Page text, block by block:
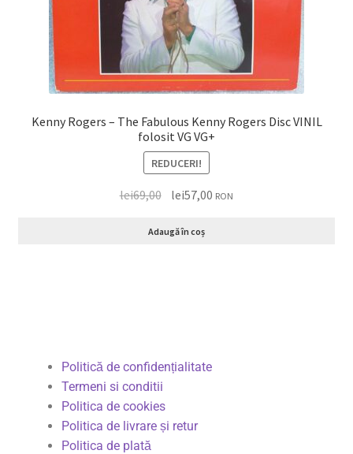
Kenny Rogers – The Fabulous Kenny Rogers Disc VINIL
folosit VG VG+
REDUCERI!
lei69,00 lei57,00 RON
Adaugă în coș
Politică de confidențialitate
Termeni si conditii
Politica de cookies
Politica de livrare și retur
Politica de plată